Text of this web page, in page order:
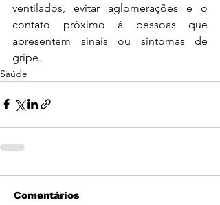
ventilados, evitar aglomerações e o
contato próximo à pessoas que
apresentem sinais ou sintomas de
gripe.
Saúde
Comentários